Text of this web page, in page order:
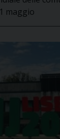
maggio